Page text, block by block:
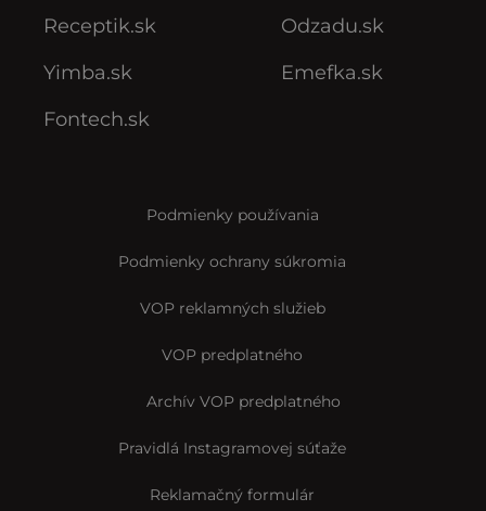
Receptik.sk
Yimba.sk
Fontech.sk
Odzadu.sk
Emefka.sk
Podmienky používania
Podmienky ochrany súkromia
VOP reklamných služieb
VOP predplatného
Archív VOP predplatného
Pravidlá Instagramovej súťaže
Reklamačný formulár